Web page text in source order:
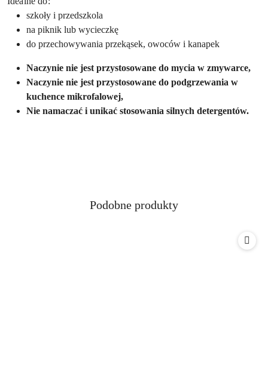
szkoły i przedszkola
na piknik lub wycieczkę
do przechowywania przekąsek, owoców i kanapek
Naczynie nie jest przystosowane do mycia w zmywarce,
Naczynie nie jest przystosowane do podgrzewania w
kuchence mikrofalowej,
Nie namaczać i unikać stosowania silnych detergentów.
Pomiń karuzelę produktów
Produkty
Podobne produkty